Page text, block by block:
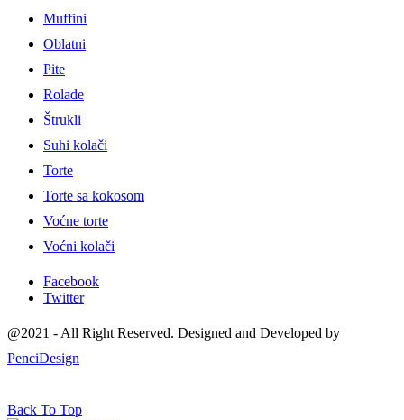
Muffini
Oblatni
Pite
Rolade
Štrukli
Suhi kolači
Torte
Torte sa kokosom
Voćne torte
Voćni kolači
Facebook
Twitter
@2021 - All Right Reserved. Designed and Developed by
PenciDesign
Back To Top